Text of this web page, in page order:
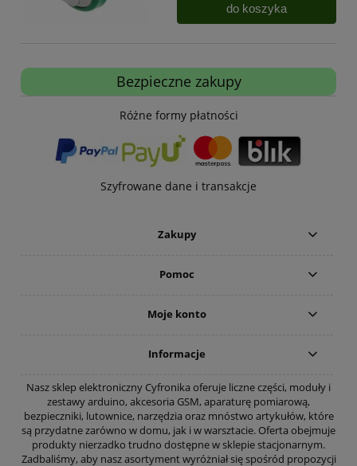
do koszyka
Bezpieczne zakupy
Różne formy płatności
Szyfrowane dane i transakcje
Zakupy
Pomoc
Moje konto
Informacje
Nasz sklep elektroniczny Cyfronika oferuje liczne części, moduły i
zestawy arduino, akcesoria GSM, aparaturę pomiarową,
bezpieczniki, lutownice, narzędzia oraz mnóstwo artykułów, które
są przydatne zarówno w domu, jak i w warsztacie. Oferta obejmuje
produkty nierzadko trudno dostępne w sklepie stacjonarnym.
Zadbaliśmy, aby nasz asortyment wyróżniał się spośród propozycji